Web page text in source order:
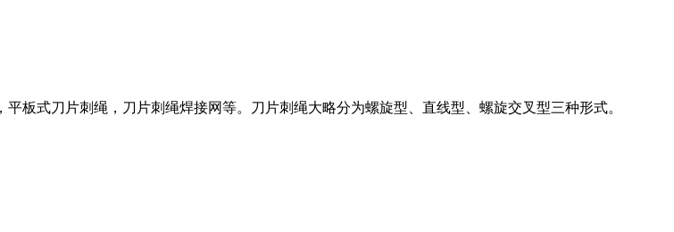
板式刀片刺绳，刀片刺绳焊接网等。刀片刺绳大略分为螺旋型、直线型、螺旋交叉型三种形式。